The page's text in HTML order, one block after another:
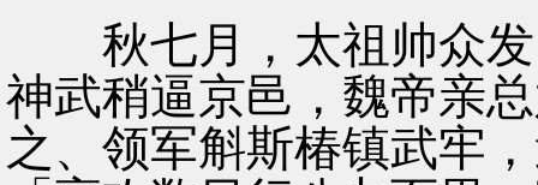
秋七月，太祖帅众发
神武稍逼京邑，魏帝亲
之、领军斛斯椿镇武牢